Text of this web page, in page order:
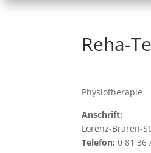
Reha-
Physiotherapie
Anschrift:
Lorenz-Braren-
Telefon: 0 81 36